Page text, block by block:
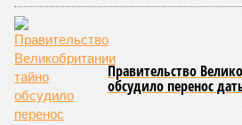
смертельны. И вот несколько тому
Все стихии сразу
Около 100 лет назад в Поднебесной
у нас назвали бы тридцатью тремя